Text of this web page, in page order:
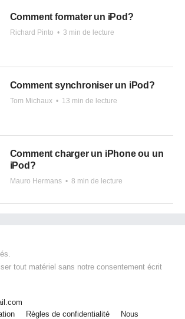
Comment formater un iPod?
Richard Pinto • 3 min de lecture
Comment synchroniser un iPod?
Tom Michaux • 13 min de lecture
Comment charger un iPhone ou un
iPod?
Mauro Hermans • 8 min de lecture
tout matériel sans notre consentement écrit
Règles de confidentialité Nous